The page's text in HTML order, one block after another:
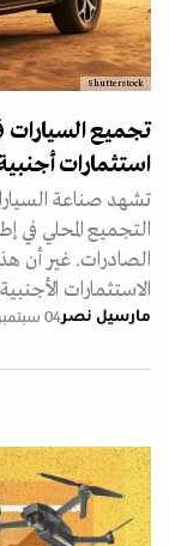
Shutterstock
تجميع
استثمارات
تشهد صناعة
التجميع المحلي في
الصادرات. غير أن
الاستثمارات
مارسيل نصر04 سبتمبر 2025